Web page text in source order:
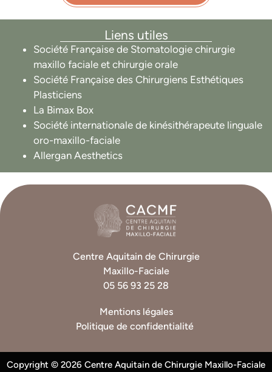
Liens utiles
Société Française de Stomatologie chirurgie
maxillo faciale et chirurgie orale
Société Française des Chirurgiens Esthétiques
Plasticiens
La Bimax Box
Société internationale de kinésithérapeute linguale
oro-maxillo-faciale
Allergan Aesthetics
Centre Aquitain de Chirurgie
Maxillo-Faciale
05 56 93 25 28
Mentions légales
Politique de confidentialité
Copyright © 2026 Centre Aquitain de Chirurgie Maxillo-Faciale